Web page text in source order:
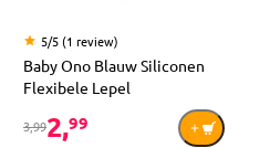
5/5 (1 review)
Baby Ono Blauw Siliconen
Flexibele Lepel
3,992,99